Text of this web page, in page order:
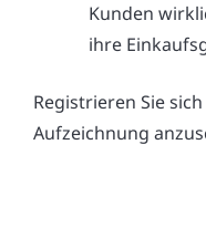
Kunden
ihre
Registrieren Sie
Aufzeichnung